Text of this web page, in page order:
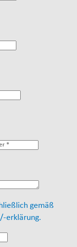
gemäß
erklärung.